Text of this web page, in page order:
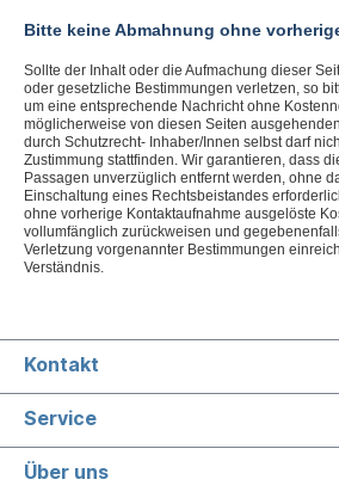
Bitte keine Abmahnung ohne
Sollte der Inhalt oder die Aufmachung dieser
oder gesetzliche Bestimmungen verletzen, so
um eine entsprechende Nachricht ohne
möglicherweise von diesen Seiten
durch Schutzrecht- Inhaber/Innen selbst darf
Zustimmung stattfinden. Wir garantieren, dass
Passagen unverzüglich entfernt werden, ohne
Einschaltung eines Rechtsbeistandes
ohne vorherige Kontaktaufnahme ausgelöste
vollumfänglich zurückweisen und
Verletzung vorgenannter Bestimmungen
Verständnis.
Kontakt
Service
Über uns